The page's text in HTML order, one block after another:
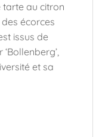
tarte au citron
écorces
issus de
et sa